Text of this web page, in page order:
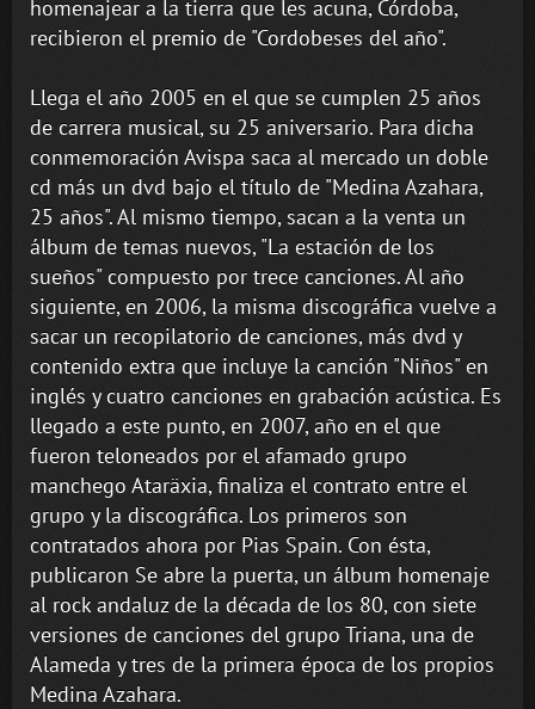
homenajear a la tierra que les acuna, Córdoba,
recibieron el premio de "Cordobeses del año".
Llega el año 2005 en el que se cumplen 25 años
de carrera musical, su 25 aniversario. Para dicha
conmemoración Avispa saca al mercado un doble
cd más un dvd bajo el título de "Medina Azahara,
25 años". Al mismo tiempo, sacan a la venta un
álbum de temas nuevos, "La estación de los
sueños" compuesto por trece canciones. Al año
siguiente, en 2006, la misma discográfica vuelve a
sacar un recopilatorio de canciones, más dvd y
contenido extra que incluye la canción "Niños" en
inglés y cuatro canciones en grabación acústica. Es
llegado a este punto, en 2007, año en el que
fueron teloneados por el afamado grupo
manchego Ataräxia, finaliza el contrato entre el
grupo y la discográfica. Los primeros son
contratados ahora por Pias Spain. Con ésta,
publicaron Se abre la puerta, un álbum homenaje
al rock andaluz de la década de los 80, con siete
versiones de canciones del grupo Triana, una de
Alameda y tres de la primera época de los propios
Medina Azahara.